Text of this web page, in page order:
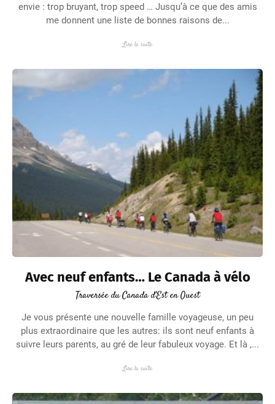
envie : trop bruyant, trop speed … Jusqu’à ce que des amis
me donnent une liste de bonnes raisons de...
Lire la suite
Avec neuf enfants… Le Canada à vélo
Traversée du Canada d'Est en Ouest
Je vous présente une nouvelle famille voyageuse, un peu
plus extraordinaire que les autres: ils sont neuf enfants à
suivre leurs parents, au gré de leur fabuleux voyage. Et là ,...
Lire la suite